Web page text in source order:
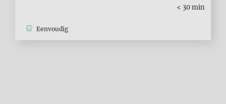
< 30 min
Eenvoudig